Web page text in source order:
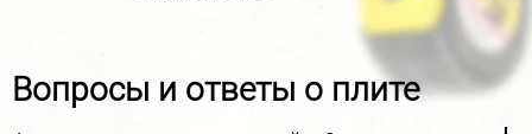
Вопросы и ответы о плите